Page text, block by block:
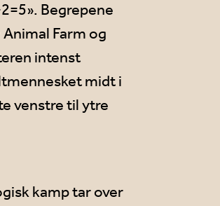
Begrepene
Farm og
intenst
midt i
venstre til ytre
kamp tar over